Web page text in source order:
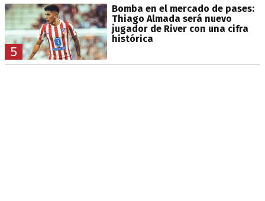
5
Bomba en el mercado de pases:
Thiago Almada será nuevo
jugador de River con una cifra
histórica